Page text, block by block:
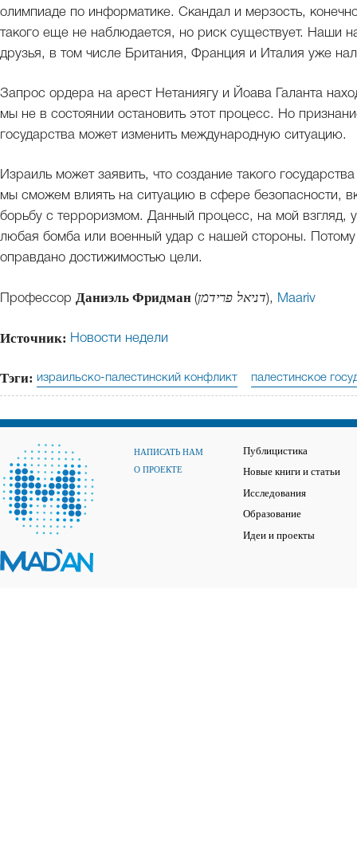
олимпиаде по информатике. Скандал и мерзость,
такого еще не наблюдается, но риск существует. Наши
друзья, в том числе Британия, Франция и Италия уже
Запрос ордера на арест Нетаниягу и Йоава Галанта
мы не в состоянии остановить этот процесс. Но
государства может изменить международную ситуацию.
Израиль может заявить, что создание такого
мы сможем влиять на ситуацию в сфере безопасности,
борьбу с терроризмом. Данный процесс, на мой взгляд,
любая бомба или военный удар с нашей стороны.
оправдано достижимостью цели.
Профессор Даниэль Фридман (דניאל פרידמן), Maariv
Источник: Новости недели
Тэги: израильско-палестинский конфликт палестинское
НАПИСАТЬ НАМ
О ПРОЕКТЕ
Публицистика
Новые книги и статьи
Исследования
Образование
Идеи и проекты